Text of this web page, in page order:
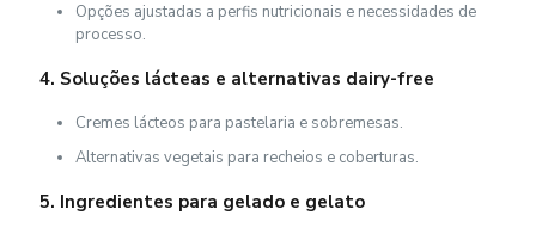
Opções ajustadas a perfis nutricionais e necessidades de
processo.
4. Soluções lácteas e alternativas dairy-free
Cremes lácteos para pastelaria e sobremesas.
Alternativas vegetais para recheios e coberturas.
5. Ingredientes para gelado e gelato